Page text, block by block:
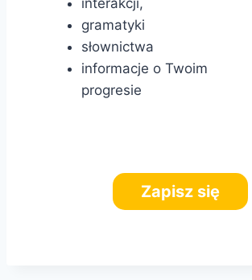
gramatyki
słownictwa
informacje o Twoim
progresie
Zapisz się